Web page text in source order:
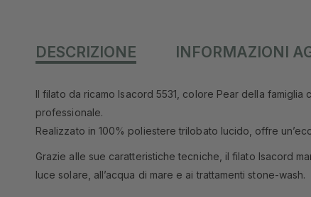
DESCRIZIONE INFORMAZIONI
Il filato da ricamo Isacord 5531, colore Pear della
professionale.
Realizzato in 100% poliestere trilobato lucido, offre
Grazie alle sue caratteristiche tecniche, il filato Isacord
luce solare, all’acqua di mare e ai trattamenti stone-wash.